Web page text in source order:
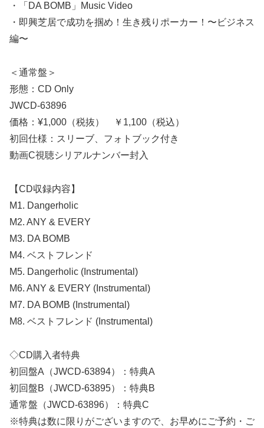
・「DA BOMB」Music Video
・即興芝居で成功を掴め！生き残りポーカー！〜ビジネス
編〜
＜通常盤＞
形態：CD Only
JWCD-63896
価格：¥1,000（税抜） ￥1,100（税込）
初回仕様：スリーブ、フォトブック付き
動画C視聴シリアルナンバー封入
【CD収録内容】
M1. Dangerholic
M2. ANY & EVERY
M3. DA BOMB
M4. ベストフレンド
M5. Dangerholic (Instrumental)
M6. ANY & EVERY (Instrumental)
M7. DA BOMB (Instrumental)
M8. ベストフレンド (Instrumental)
◇CD購入者特典
初回盤A（JWCD-63894）：特典A
初回盤B（JWCD-63895）：特典B
通常盤（JWCD-63896）：特典C
※特典は数に限りがございますので、お早めにご予約・ご